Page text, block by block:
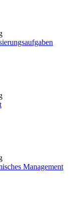
Management